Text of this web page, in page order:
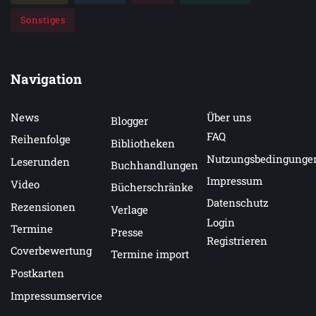
Highland Happiness – Die Weberei von Kirkby
Kirkby
Highland Happiness – Die Schreinerei von
Highland Happiness – Die Schmiede von Kirkby
Highland Happiness – Die Bücherstube von
Kirkby
Sonstiges
Navigation
News
Reihenfolge
Leserunden
Video
Rezensionen
Termine
Coverbewertung
Postkarten
Impressumservice
Blogger
Bibliotheken
Buchhandlungen
Bücherschränke
Verlage
Presse
Termine import
Über uns
FAQ
Impressum
Datenschutz
Login
Registrieren